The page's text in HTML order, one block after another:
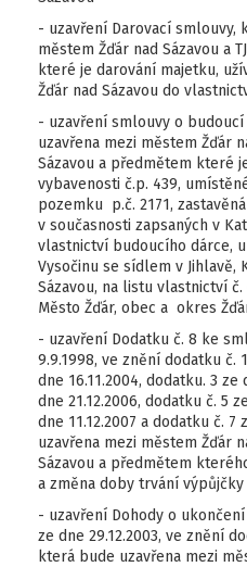
- uzavření Darovací smlouvy,
městem Žďár nad Sázavou a
které je darování majetku,
Žďár nad Sázavou do
- uzavření smlouvy o
uzavřena mezi městem Žďár
Sázavou a předmětem které
vybavenosti č.p. 439,
pozemku p.č. 2171,
v současnosti zapsaných v
vlastnictví budoucího dárce,
Vysočinu se sídlem v
Sázavou, na listu vlastnictví
Město Žďár, obec a okres
- uzavření Dodatku č. 8 ke
9.9.1998, ve znění dodatku č.
dne 16.11.2004, dodatku. 3 ze
dne 21.12.2006, dodatku č. 5
dne 11.12.2007 a dodatku č.
uzavřena mezi městem Žďár
Sázavou a předmětem
a změna doby trvání výpůjčky
- uzavření Dohody o
ze dne 29.12.2003, ve znění
která bude uzavřena mezi